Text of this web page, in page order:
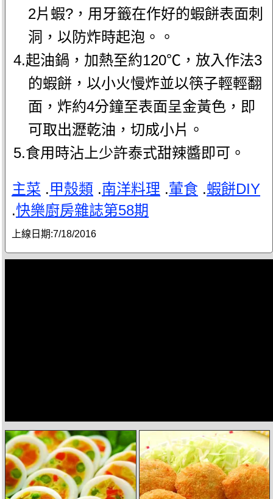
2片蝦?，用牙籤在作好的蝦餅表面刺
洞，以防炸時起泡。。
4.起油鍋，加熱至約120℃，放入作法3
的蝦餅，以小火慢炸並以筷子輕輕翻
面，炸約4分鐘至表面呈金黃色，即
可取出瀝乾油，切成小片。
5.食用時沾上少許泰式甜辣醬即可。
主菜 .甲殼類 .南洋料理 .葷食 .蝦餅DIY
.快樂廚房雜誌第58期
上線日期:7/18/2016